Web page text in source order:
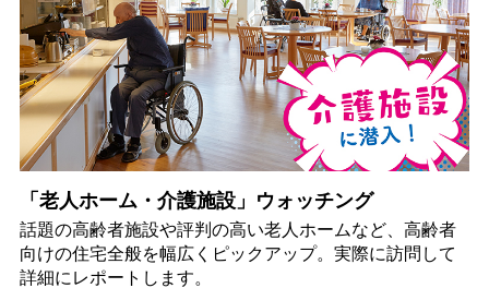
「老人ホーム・介護施設」ウォッチング
話題の高齢者施設や評判の高い老人ホームなど、高齢者
向けの住宅全般を幅広くピックアップ。実際に訪問して
詳細にレポートします。